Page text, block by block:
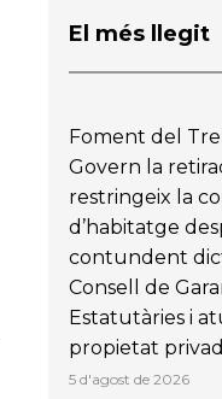
El més llegit
Foment del
Govern la
restringeix la
d’habitatge
contundent
Consell de
Estatutàries i
propietat
5 d'agost de 2026